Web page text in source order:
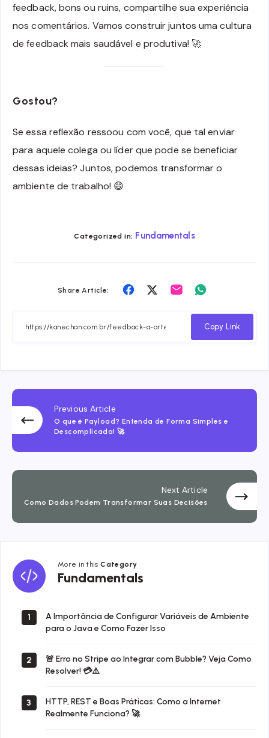
feedback, bons ou ruins, compartilhe sua experiência
nos comentários. Vamos construir juntos uma cultura
de feedback mais saudável e produtiva! 🚀
Gostou?
Se essa reflexão ressoou com você, que tal enviar
para aquele colega ou líder que pode se beneficiar
dessas ideias? Juntos, podemos transformar o
ambiente de trabalho! 😄
Categorized in: Fundamentals
Share Article:
Share
Facebook
Share
Twitter
Share
Whatsapp
Copy Link
Previous Article
O que é Payload? Entenda de Forma Simples e
Descomplicada! 🚀
Next Article
Como Dados Podem Transformar Suas Decisões
More in thisCategory
Fundamentals
Fundamentals
1
A Importância de Configurar Variáveis de Ambiente
para o Java e Como Fazer Isso
2
🚨 Erro no Stripe ao Integrar com Bubble? Veja Como
Resolver! 💳⚠️
3
HTTP, REST e Boas Práticas: Como a Internet
Realmente Funciona? 🚀